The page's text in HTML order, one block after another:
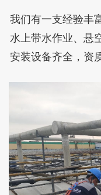
我们有一支经验丰
水上带水作业、悬
安装设备齐全，资